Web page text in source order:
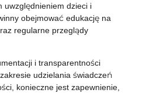
uwzględnieniem dzieci i
obejmować edukację na
regularne przeglądy
i transparentności
udzielania świadczeń
konieczne jest zapewnienie,